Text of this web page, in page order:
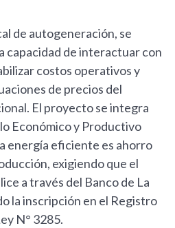
de autogeneración, se
capacidad de interactuar con
costos operativos y
de precios del
El proyecto se integra
Económico y Productivo
energía eficiente es ahorro
exigiendo que el
a través del Banco de La
la inscripción en el Registro
N° 3285.